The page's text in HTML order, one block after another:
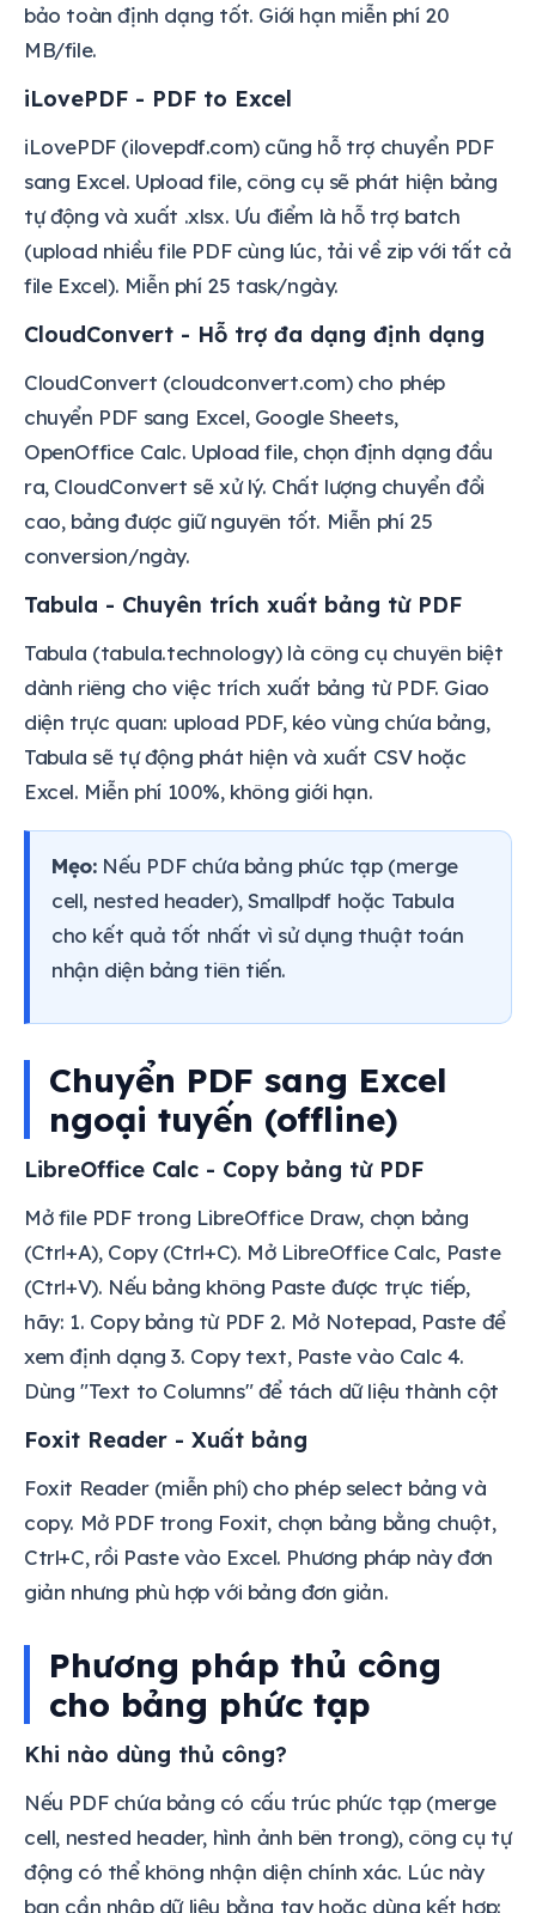
bảo toàn định dạng tốt. Giới hạn miễn phí 20
MB/file.
iLovePDF - PDF to Excel
iLovePDF (ilovepdf.com) cũng hỗ trợ chuyển PDF
sang Excel. Upload file, công cụ sẽ phát hiện bảng
tự động và xuất .xlsx. Ưu điểm là hỗ trợ batch
(upload nhiều file PDF cùng lúc, tải về zip với tất cả
file Excel). Miễn phí 25 task/ngày.
CloudConvert - Hỗ trợ đa dạng định dạng
CloudConvert (cloudconvert.com) cho phép
chuyển PDF sang Excel, Google Sheets,
OpenOffice Calc. Upload file, chọn định dạng đầu
ra, CloudConvert sẽ xử lý. Chất lượng chuyển đổi
cao, bảng được giữ nguyên tốt. Miễn phí 25
conversion/ngày.
Tabula - Chuyên trích xuất bảng từ PDF
Tabula (tabula.technology) là công cụ chuyên biệt
dành riêng cho việc trích xuất bảng từ PDF. Giao
diện trực quan: upload PDF, kéo vùng chứa bảng,
Tabula sẽ tự động phát hiện và xuất CSV hoặc
Excel. Miễn phí 100%, không giới hạn.
Mẹo:Nếu PDF chứa bảng phức tạp (merge
cell, nested header), Smallpdf hoặc Tabula
cho kết quả tốt nhất vì sử dụng thuật toán
nhận diện bảng tiên tiến.
Chuyển PDF sang Excel
ngoại tuyến (offline)
LibreOffice Calc - Copy bảng từ PDF
Mở file PDF trong LibreOffice Draw, chọn bảng
(Ctrl+A), Copy (Ctrl+C). Mở LibreOffice Calc, Paste
(Ctrl+V). Nếu bảng không Paste được trực tiếp,
hãy: 1. Copy bảng từ PDF 2. Mở Notepad, Paste để
xem định dạng 3. Copy text, Paste vào Calc 4.
Dùng "Text to Columns" để tách dữ liệu thành cột
Foxit Reader - Xuất bảng
Foxit Reader (miễn phí) cho phép select bảng và
copy. Mở PDF trong Foxit, chọn bảng bằng chuột,
Ctrl+C, rồi Paste vào Excel. Phương pháp này đơn
giản nhưng phù hợp với bảng đơn giản.
Phương pháp thủ công
cho bảng phức tạp
Khi nào dùng thủ công?
Nếu PDF chứa bảng có cấu trúc phức tạp (merge
cell, nested header, hình ảnh bên trong), công cụ tự
động có thể không nhận diện chính xác. Lúc này
bạn cần nhập dữ liệu bằng tay hoặc dùng kết hợp: